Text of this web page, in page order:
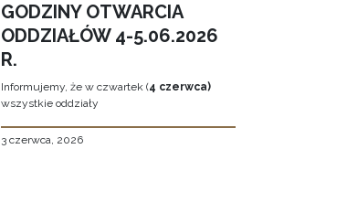
GODZINY OTWARCIA
ODDZIAŁÓW 4-5.06.2026
R.
Informujemy, że w czwartek (4 czerwca)
wszystkie oddziały
3 czerwca, 2026